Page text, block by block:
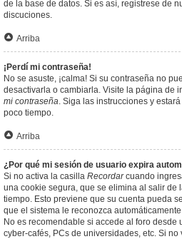
de la base de datos. Si es así, registrese de
discuciones.
Arriba
¡Perdí mi contraseña!
No se asuste, ¡calma! Si su contraseña no
desactivarla o cambiarla. Visite la página de
mi contraseña. Siga las instrucciones y
poco tiempo.
Arriba
¿Por qué mi sesión de usuario expira
Si no activa la casilla Recordarcuando
una cookie segura, que se elimina al salir de
tiempo. Esto previene que su cuenta pueda
que el sistema le reconozca
No es recomendable si accede al foro desde
cyber-cafés, PCs de universidades, etc. Si